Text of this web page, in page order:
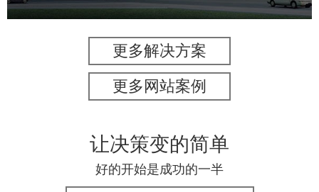
更多解决方案
更多网站案例
让决策变的简单
好的开始是成功的一半